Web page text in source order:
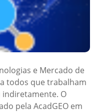
e Mercado de
todos que trabalham
O
pela AcadGEO em